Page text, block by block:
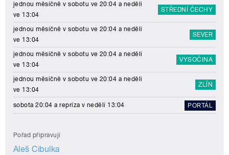
jednou měsíčně v sobotu ve 20:04 a neděli
ve 13:04
STŘEDNÍ ČECHY
jednou měsíčně v sobotu ve 20:04 a neděli
ve 13:04
SEVER
jednou měsíčně v sobotu ve 20:04 a neděli
ve 13:04
VYSOČINA
jednou měsíčně v sobotu ve 20:04 a neděli
ve 13:04
ZLÍN
sobota 20:04 a repríza v neděli 13:04 PORTÁL
Pořad připravují
Aleš Cibulka